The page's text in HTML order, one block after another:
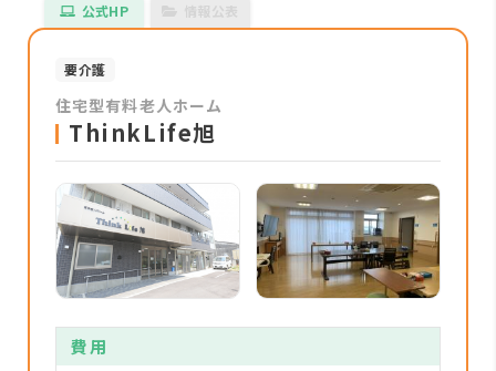
公式HP
要介護
住宅型有料老人ホーム
ThinkLife旭
費用